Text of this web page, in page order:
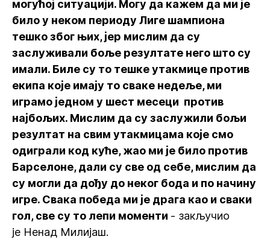
могућој ситуацији. Могу да кажем да ми је
било у неком периоду Лиге шампиона
тешко због њих, јер мислим да су
заслуживали боље резултате него што су
имали. Биле су то тешке утакмице против
екипа које имају то сваке недеље, ми
играмо једном у шест месеци против
најбољих. Мислим да су заслужили бољи
резултат на свим утакмицама које смо
одиграли код куће, жао ми је било против
Барселоне, дали су све од себе, мислим да
су могли да дођу до неког бода и по начину
игре. Свака победа ми је драга као и сваки
гол, све су то лепи моменти - закључио
је Ненад Милијаш.